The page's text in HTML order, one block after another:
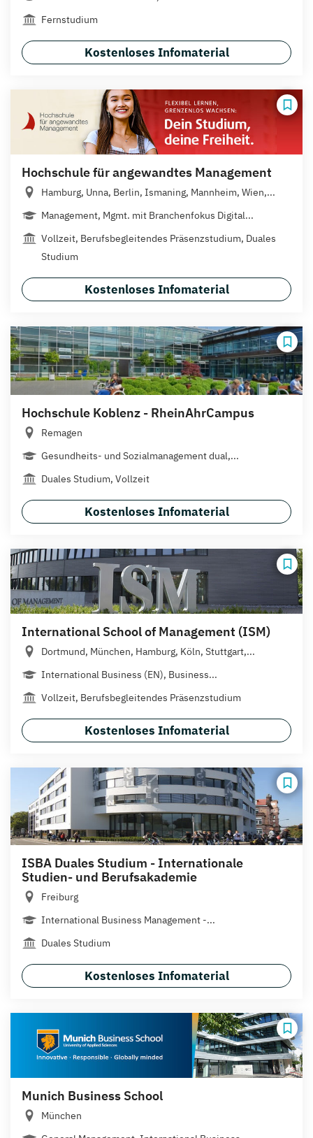
Fernstudium
Kostenloses Infomaterial
Hochschule für angewandtes Management
Hamburg, Unna, Berlin, Ismaning, Mannheim, Wien,...
Management, Mgmt. mit Branchenfokus Digital...
Vollzeit, Berufsbegleitendes Präsenzstudium, Duales
Studium
Kostenloses Infomaterial
Hochschule Koblenz - RheinAhrCampus
Remagen
Gesundheits- und Sozialmanagement dual,...
Duales Studium, Vollzeit
Kostenloses Infomaterial
International School of Management (ISM)
Dortmund, München, Hamburg, Köln, Stuttgart,...
International Business (EN), Business...
Vollzeit, Berufsbegleitendes Präsenzstudium
Kostenloses Infomaterial
ISBA Duales Studium - Internationale
Studien- und Berufsakademie
Freiburg
International Business Management -...
Duales Studium
Kostenloses Infomaterial
Munich Business School
München